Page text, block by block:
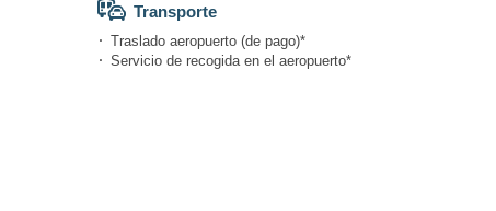
Transporte
Traslado aeropuerto (de pago)*
Servicio de recogida en el aeropuerto*